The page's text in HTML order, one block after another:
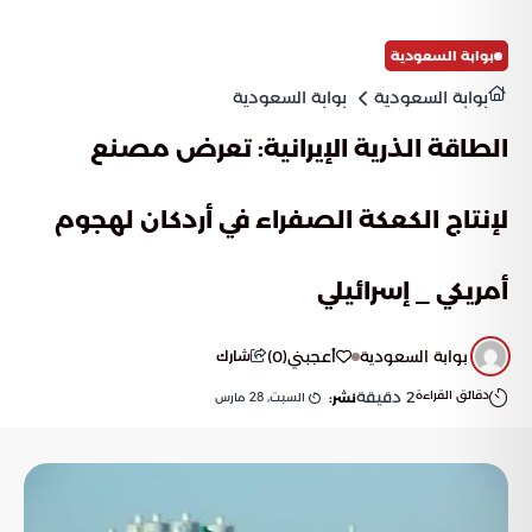
بوابة السعودية
بوابة السعودية بوابة السعودية
الطاقة الذرية الإيرانية: تعرض مصنع
لإنتاج الكعكة الصفراء في أردكان لهجوم
أمريكي _ إسرائيلي
بوابة السعودية أعجبني(
0
) شارك
دقائق القراءة2 دقيقةنشر: السبت, 28 مارس